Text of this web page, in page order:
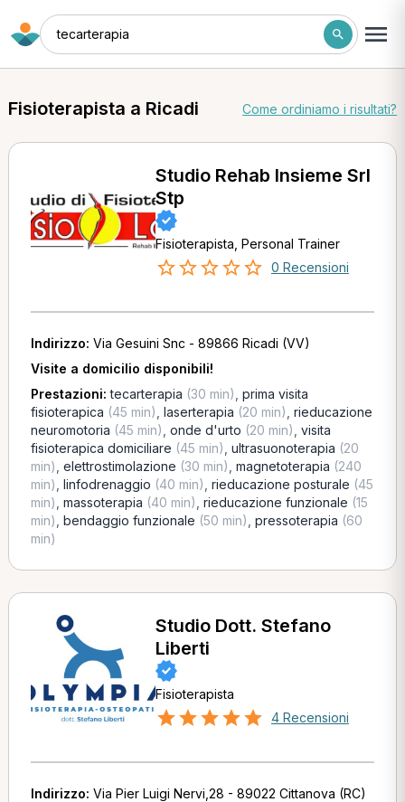
tecarterapia
Fisioterapista a Ricadi Come ordiniamo i risultati?
Studio Rehab Insieme Srl
Stp
Fisioterapista, Personal Trainer
0 Recensioni
Indirizzo: Via Gesuini Snc - 89866 Ricadi (VV)
Visite a domicilio disponibili!
Prestazioni:tecarterapia (30 min) prima visita
fisioterapica (45 min) laserterapia (20 min) rieducazione
neuromotoria (45 min) onde d'urto (20 min) visita
fisioterapica domiciliare (45 min) ultrasuonoterapia (20
min) elettrostimolazione (30 min) magnetoterapia (240
min) linfodrenaggio (40 min) rieducazione posturale (45
min) massoterapia (40 min) rieducazione funzionale (15
min) bendaggio funzionale (50 min) pressoterapia (60
min)
Studio Dott. Stefano
Liberti
Fisioterapista
4 Recensioni
Indirizzo: Via Pier Luigi Nervi,28 - 89022 Cittanova (RC)